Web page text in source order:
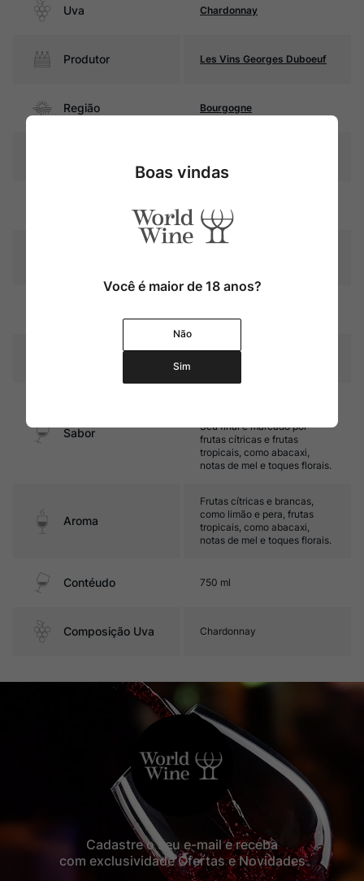
Uva Chardonnay
Produtor Les Vins Georges Duboeuf
Região Bourgogne
dourados
Sabor
Seu final é marcado por
frutas cítricas e frutas
tropicais, como abacaxi,
notas de mel e toques florais.
Aroma
Frutas cítricas e brancas,
como limão e pera, frutas
tropicais, como abacaxi,
notas de mel e toques florais.
Contéudo 750 ml
Composição Uva Chardonnay
Cadastre o seu e-mail e receba
com exclusividade Ofertas e Novidades
Boas vindas
Você é maior de 18 anos?
Não
Sim